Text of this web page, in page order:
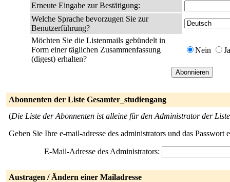
Erneute Eingabe zur Bestätigung:
Welche Sprache bevorzugen Sie zur
Benutzerführung?
Möchten Sie die Listenmails gebündelt in
Form einer täglichen Zusammenfassung
(digest) erhalten?
Nein Ja
Abonnenten der Liste Gesamter_studiengang
(Die Liste der Abonnenten ist alleine für den Administrator der
Geben Sie Ihre e-mail-adresse des administrators und das
E-Mail-Adresse des Administrators:
Austragen / Ändern einer Mailadresse